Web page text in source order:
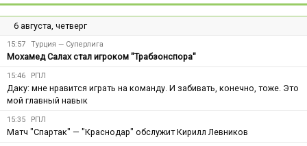
6 августа, четверг
15:57 Турция — Суперлига
Мохамед Салах стал игроком "Трабзонспора"
15:46 РПЛ
Даку: мне нравится играть на команду. И забивать, конечно, тоже. Это
мой главный навык
15:35 РПЛ
Матч "Спартак" — "Краснодар" обслужит Кирилл Левников